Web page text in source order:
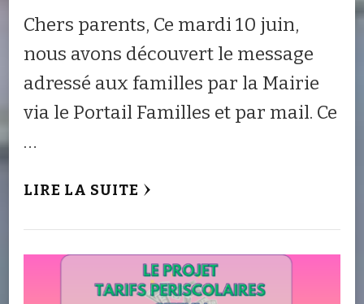
Chers parents, Ce mardi 10 juin,
nous avons découvert le message
adressé aux familles par la Mairie
via le Portail Familles et par mail. Ce
…
LIRE LA SUITE